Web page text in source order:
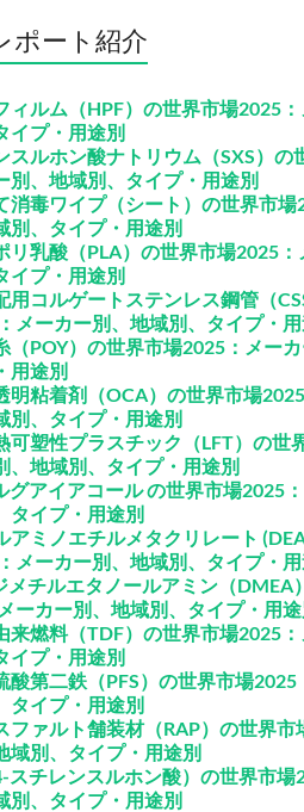
ポート紹介
ィルム（HPF）の世界市場2025
イプ・用途別
スルホン酸ナトリウム（SXS）の
別、地域別、タイプ・用途別
消毒ワイプ（シート）の世界市場
別、タイプ・用途別
リ乳酸（PLA）の世界市場2025
イプ・用途別
用コルゲートステンレス鋼管（
メーカー別、地域別、タイプ・
（POY）の世界市場2025：メーカ
用途別
明粘着剤（OCA）の世界市場
別、タイプ・用途別
可塑性プラスチック（LFT）の世
、地域別、タイプ・用途別
グアイアコール の世界市場2025：
タイプ・用途別
アミノエチルメタクリレート
メーカー別、地域別、タイプ・
メチルエタノールアミン（DMEA
ーカー別、地域別、タイプ・用
来燃料（TDF）の世界市場2025
イプ・用途別
酸第二鉄（PFS）の世界市場2025
タイプ・用途別
ファルト舗装材（RAP）の世界市
域別、タイプ・用途別
スチレンスルホン酸）の世界市場
別、タイプ・用途別